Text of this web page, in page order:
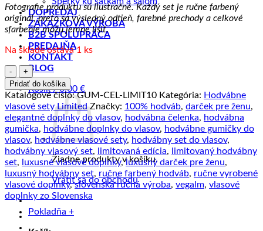
DOPREDAJ
ZÁKAZKOVÁ VÝROBA
B2B SPOLUPRÁCA
PREDAJŇA
KONTAKT
BLOG
Košík /0.00 €
Žiadne produkty v košíku.
Vrátiť sa do obchodu
Pokladňa +
Fotografie produktu sú ilustračné. Každý set je ručne farbený
originál, preto sa výsledný odtieň, farebné prechody a celkové
sfarbenie môžu jemne líšiť.
Na sklade ostáva 1 ks
množstvo
Vlasový
set
z
pravého
hodvábu
LIMITED_10
–
slovenská
výroba
Pridať do košíka
Katalógové číslo:GUM-CEL-LIMIT10 Kategória: Hodvábne
vlasové sety Limited Značky: 100% hodváb, darček pre ženu,
elegantné doplnky do vlasov, hodvábna čelenka, hodvábna
gumička, hodvábne doplnky do vlasov, hodvábne gumičky do
vlasov, hodvábne vlasové sety, hodvábny set do vlasov,
hodvábny vlasový set, limitovaná edícia,
limitovaný hodvábny
set, luxusné vlasové doplnky,luxusný darček pre ženu,
luxusný hodvábny set, ručne farbený hodváb, ručne vyrobené
vlasové doplnky,slovenská ručná výroba, vegalm, vlasové
doplnky zo Slovenska